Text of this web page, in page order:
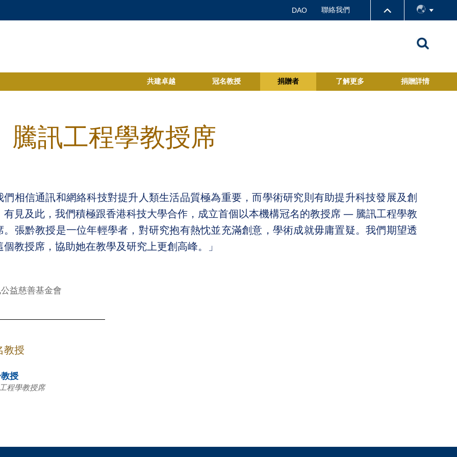
DAO 聯絡我們
共建卓越 冠名教授 捐贈者 了解更多 捐贈詳情
騰訊工程學教授席
們相信通訊和網絡科技對提升人類生活品質極為重要，而學術研究則有助提升科技發展及創
有見及此，我們積極跟香港科技大學合作，成立首個以本機構冠名的教授席 ― 騰訊工程學教
。張黔教授是一位年輕學者，對研究抱有熱忱並充滿創意，學術成就毋庸置疑。我們期望透
個教授席，協助她在教學及研究上更創高峰。」
益慈善基金會
教授
授
程學教授席